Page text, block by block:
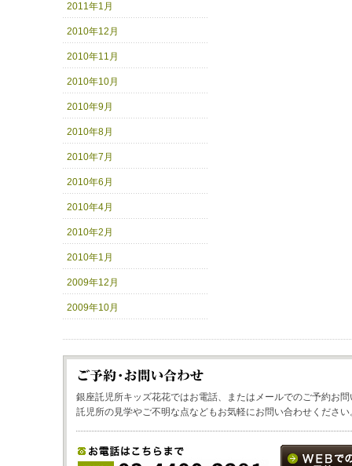
2011年1月
2010年12月
2010年11月
2010年10月
2010年9月
2010年8月
2010年7月
2010年6月
2010年4月
2010年2月
2010年1月
2009年12月
2009年10月
銀座託児所キッズ花花ではお電話、またはメールでのご予約お
託児所の見学やご不明な点などもお気軽にお問い合わせください